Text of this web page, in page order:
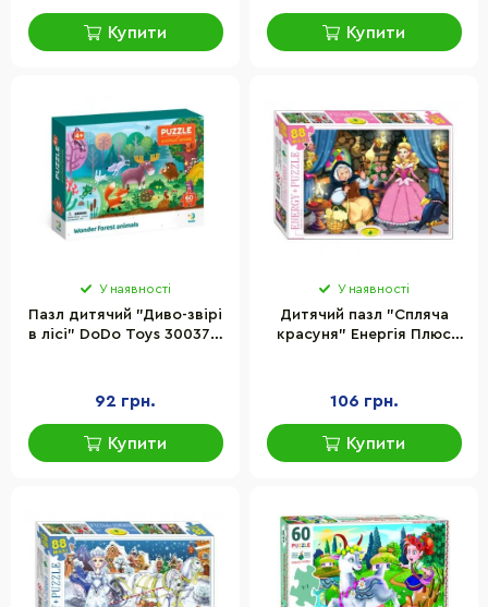
Купити Купити
У наявності
Пазл дитячий "Диво-звірі
в лісі" DoDo Toys 300375,
92 грн.
Купити
У наявності
Дитячий пазл "Спляча
красуня" Енергія Плюс
106 грн.
Купити